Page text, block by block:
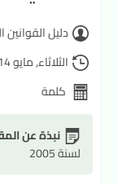
دليل القوانين
الثلاثاء, مايو 14, 2024
كلمة
نبذة عن
لسنة 2005